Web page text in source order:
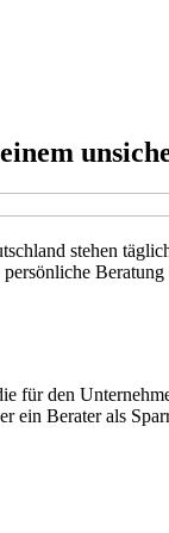
stehen
für den
Berater als